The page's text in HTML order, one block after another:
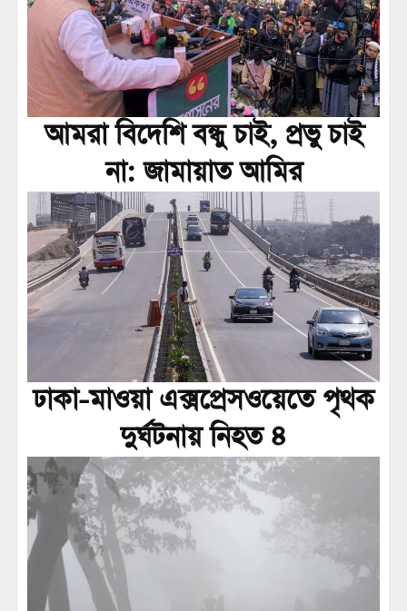
আমরা বিদেশি বন্ধু চাই, প্রভু চাই
না: জামায়াত আমির
ঢাকা-মাওয়া এক্সপ্রেসওয়েতে পৃথক
দুর্ঘটনায় নিহত ৪